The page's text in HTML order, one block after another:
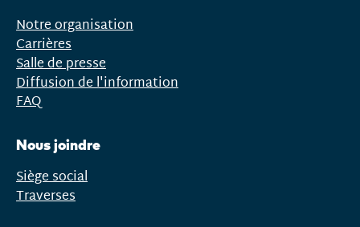
Notre organisation
Carrières
Salle de presse
Diffusion de l'information
FAQ
Nous joindre
Siège social
Traverses